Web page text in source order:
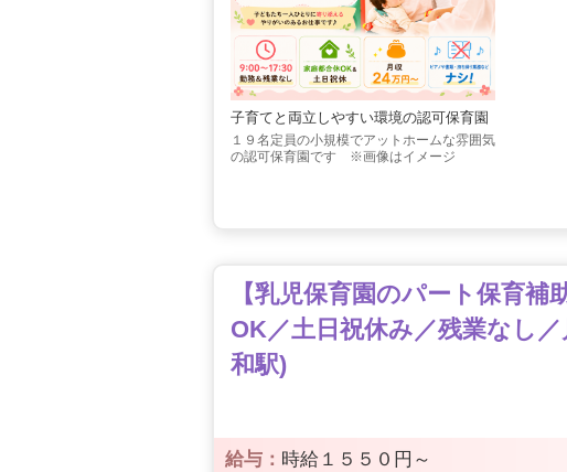
子育てと両立しやすい環境の認可保育園
１９名定員の小規模でアットホームな雰囲気
の認可保育園です ※画像はイメージ
【乳児保育園のパート保育
OK／土日祝休み／残業なし
和駅)
給与： 時給１５５０円～